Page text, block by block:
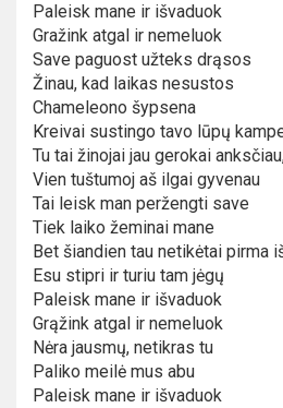
Paleisk mane ir išvaduok
Gražink atgal ir nemeluok
Save paguost užteks drąsos
Žinau, kad laikas nesustos
Chameleono šypsena
Kreivai sustingo tavo lūpų
Tu tai žinojai jau gerokai
Vien tuštumoj aš ilgai gyvenau
Tai leisk man peržengti save
Tiek laiko žeminai mane
Bet šiandien tau netikėtai pirma
Esu stipri ir turiu tam jėgų
Paleisk mane ir išvaduok
Grąžink atgal ir nemeluok
Nėra jausmų, netikras tu
Paliko meilė mus abu
Paleisk mane ir išvaduok